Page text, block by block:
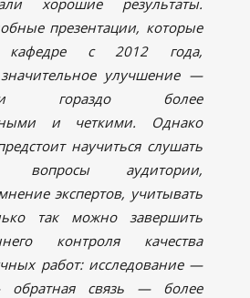
презентации, которые
кафедре с 2012 года,
улучшение —
гораздо более
и четкими. Однако
научиться слушать
аудитории,
экспертов, учитывать
так можно завершить
контроля качества
работ: исследование —
обратная связь — более